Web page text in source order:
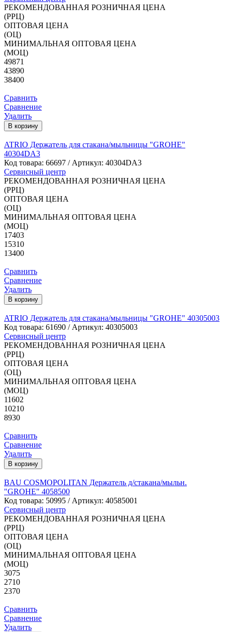
РЕКОМЕНДОВАННАЯ РОЗНИЧНАЯ ЦЕНА
(РРЦ)
ОПТОВАЯ ЦЕНА
(ОЦ)
МИНИМАЛЬНАЯ ОПТОВАЯ ЦЕНА
(МОЦ)
49871
43890
38400
Сравнить
Сравнение
Удалить
В корзину
ATRIO Держатель для стакана/мыльницы "GROHE"
40304DA3
Код товара: 66697 / Артикул: 40304DA3
Сервисный центр
РЕКОМЕНДОВАННАЯ РОЗНИЧНАЯ ЦЕНА
(РРЦ)
ОПТОВАЯ ЦЕНА
(ОЦ)
МИНИМАЛЬНАЯ ОПТОВАЯ ЦЕНА
(МОЦ)
17403
15310
13400
Сравнить
Сравнение
Удалить
В корзину
ATRIO Держатель для стакана/мыльницы "GROHE" 40305003
Код товара: 61690 / Артикул: 40305003
Сервисный центр
РЕКОМЕНДОВАННАЯ РОЗНИЧНАЯ ЦЕНА
(РРЦ)
ОПТОВАЯ ЦЕНА
(ОЦ)
МИНИМАЛЬНАЯ ОПТОВАЯ ЦЕНА
(МОЦ)
11602
10210
8930
Сравнить
Сравнение
Удалить
В корзину
BAU COSMOPOLITAN Держатель д/стакана/мыльн.
"GROHE" 4058500
Код товара: 50995 / Артикул: 40585001
Сервисный центр
РЕКОМЕНДОВАННАЯ РОЗНИЧНАЯ ЦЕНА
(РРЦ)
ОПТОВАЯ ЦЕНА
(ОЦ)
МИНИМАЛЬНАЯ ОПТОВАЯ ЦЕНА
(МОЦ)
3075
2710
2370
Сравнить
Сравнение
Удалить